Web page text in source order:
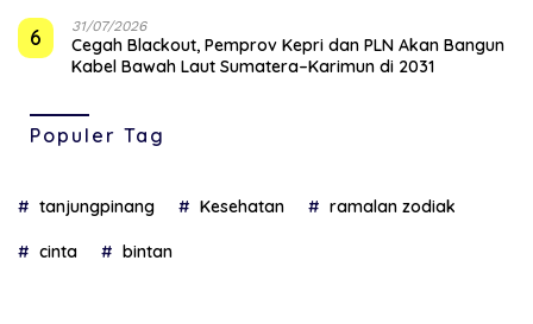
6 31/07/2026
Cegah Blackout, Pemprov Kepri dan PLN Akan Bangun
Kabel Bawah Laut Sumatera–Karimun di 2031
Populer Tag
tanjungpinang Kesehatan ramalan zodiak
cinta bintan